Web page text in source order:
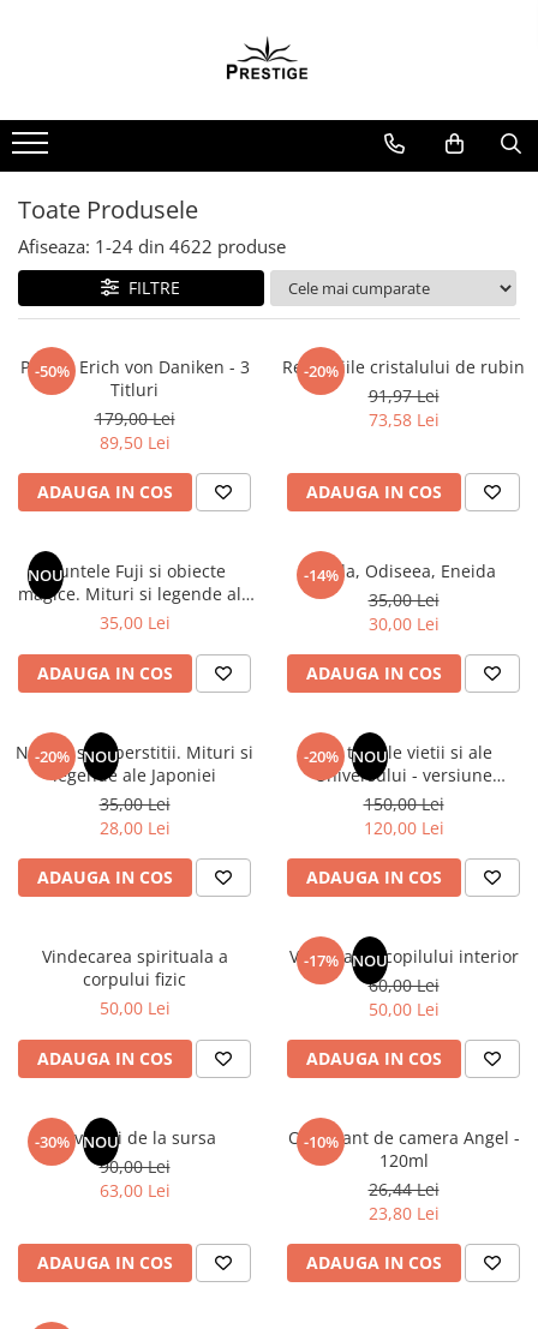
Noutati
Promotii
Spiritualitate - Ezoterism
AngelConnection
Arte Divinatorii
Chiromantie
Dezvoltare Spirituala
KidConnection
Minte Corp
New Illuminati Files
Numerologie
Paranormal
Parapsihologie
Ramtha
Audiobook
ReConnect
Religie
Crestinism
ScienceConnection
SelfConnect
Vindecare Spirituala
Sanatate
Gastronomik
MedConnect
Medicina & Farmacie
Medicina Pentru Toti
SealfHealing
Sport
Toate Produsele
Afiseaza: 1-24 din 4622 produse
FILTRE
-50%
Pachet Erich von Daniken - 3
Titluri
179,00 Lei
89,50 Lei
ADAUGA IN COS
-20%
Revelatiile cristalului de rubin
91,97 Lei
73,58 Lei
ADAUGA IN COS
NOUMuntele Fuji si obiecte
magice. Mituri si legende ale
Japoniei
35,00 Lei
ADAUGA IN COS
-14%
Iliada, Odiseea, Eneida
35,00 Lei
30,00 Lei
ADAUGA IN COS
-20% NOU
Natura si superstitii. Mituri si
legende ale Japoniei
35,00 Lei
28,00 Lei
ADAUGA IN COS
-20% NOU
Din tainele vietii si ale
Universului - versiune
originala din 1939. Volumele I-
III. Cutie de colectie -Scarlat
Demetrescu
150,00 Lei
120,00 Lei
ADAUGA IN COS
Vindecarea spirituala a
corpului fizic
50,00 Lei
ADAUGA IN COS
-17% NOU
Vindecarea copilului interior
60,00 Lei
50,00 Lei
ADAUGA IN COS
-30% NOU
Revelatii de la sursa
90,00 Lei
63,00 Lei
ADAUGA IN COS
-10%
Odorizant de camera Angel -
120ml
26,44 Lei
23,80 Lei
ADAUGA IN COS